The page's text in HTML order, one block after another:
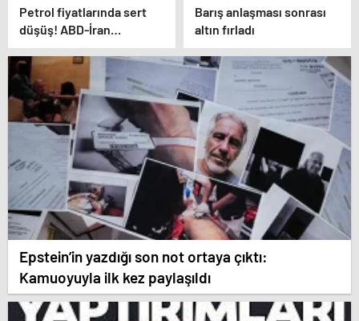
Petrol fiyatlarında sert
düşüş! ABD-İran
anlaşması sonrası gözler
Hürmüz Boğazı’nda
Barış anlaşması sonrası
altın fırladı
Epstein’in yazdığı son not ortaya çıktı:
Kamuoyuyla ilk kez paylaşıldı